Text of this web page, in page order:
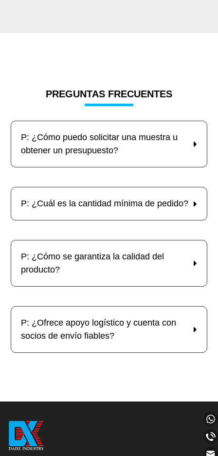
PREGUNTAS FRECUENTES
P: ¿Cómo puedo solicitar una muestra u
obtener un presupuesto?
P: ¿Cuál es la cantidad mínima de pedido?
P: ¿Cómo se garantiza la calidad del
producto?
P: ¿Ofrece apoyo logístico y cuenta con
socios de envío fiables?